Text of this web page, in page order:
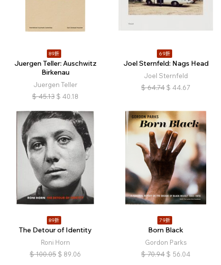
89折
Juergen Teller: Auschwitz
Birkenau
Juergen Teller
$ 45.13 $ 40.18
69折
Joel Sternfeld: Nags Head
Joel Sternfeld
$ 64.74 $ 44.67
89折
The Detour of Identity
Roni Horn
$ 100.05 $ 89.06
79折
Born Black
Gordon Parks
$ 70.94 $ 56.04